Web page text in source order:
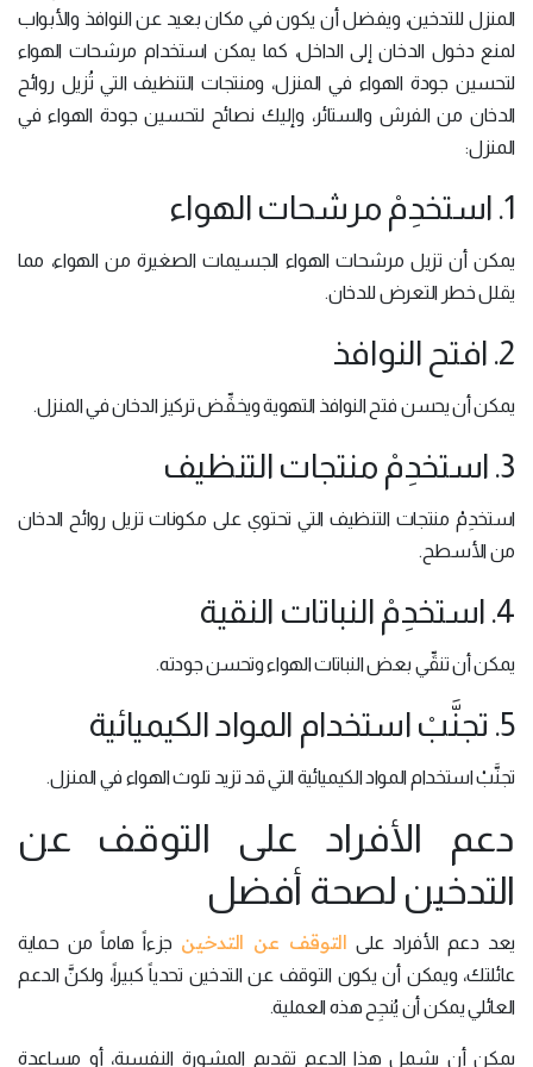
المنزل للتدخين، ويفضل أن يكون في مكان بعيد عن النوافذ والأبواب
لمنع دخول الدخان إلى الداخل، كما يمكن استخدام مرشحات الهواء
لتحسين جودة الهواء في المنزل، ومنتجات التنظيف التي تُزيل روائح
الدخان من الفرش والستائر، وإليك نصائح لتحسين جودة الهواء في
المنزل:
1. استخدِمْ مرشحات الهواء
يمكن أن تزيل مرشحات الهواء الجسيمات الصغيرة من الهواء، مما
يقلل خطر التعرض للدخان.
2. افتح النوافذ
يمكن أن يحسن فتح النوافذ التهوية ويخفِّض تركيز الدخان في المنزل.
3. استخدِمْ منتجات التنظيف
استخدِمْ منتجات التنظيف التي تحتوي على مكونات تزيل روائح الدخان
من الأسطح.
4. استخدِمْ النباتات النقية
يمكن أن تنقِّي بعض النباتات الهواء وتحسن جودته.
5. تجنَّبْ استخدام المواد الكيميائية
تجنَّبْ استخدام المواد الكيميائية التي قد تزيد تلوث الهواء في المنزل.
دعم الأفراد على التوقف عن
التدخين لصحة أفضل
يعد دعم الأفراد على التوقف عن التدخين جزءاً هاماً من حماية
عائلتك، ويمكن أن يكون التوقف عن التدخين تحدياً كبيراً، ولكنَّ الدعم
العائلي يمكن أن يُنجِح هذه العملية.
يمكن أن يشمل هذا الدعم تقديم المشورة النفسية، أو مساعدة